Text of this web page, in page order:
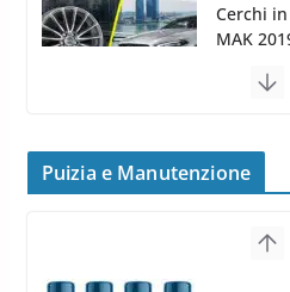
MAK
24
8 Aprile
Puizia e Manutenzione